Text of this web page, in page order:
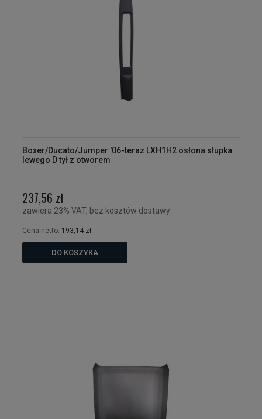
Boxer/Ducato/Jumper '06-teraz LXH1H2 osłona słupka
lewego D tył z otworem
237,56 zł
zawiera 23% VAT, bez kosztów dostawy
Cena netto: 193,14 zł
DO KOSZYKA